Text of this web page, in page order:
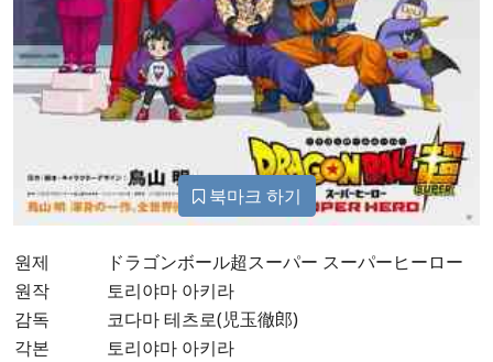
북마크 하기
원제
ドラゴンボール超スーパー スーパーヒーロー
원작
토리야마 아키라
감독
코다마 테츠로(児玉徹郎)
각본
토리야마 아키라